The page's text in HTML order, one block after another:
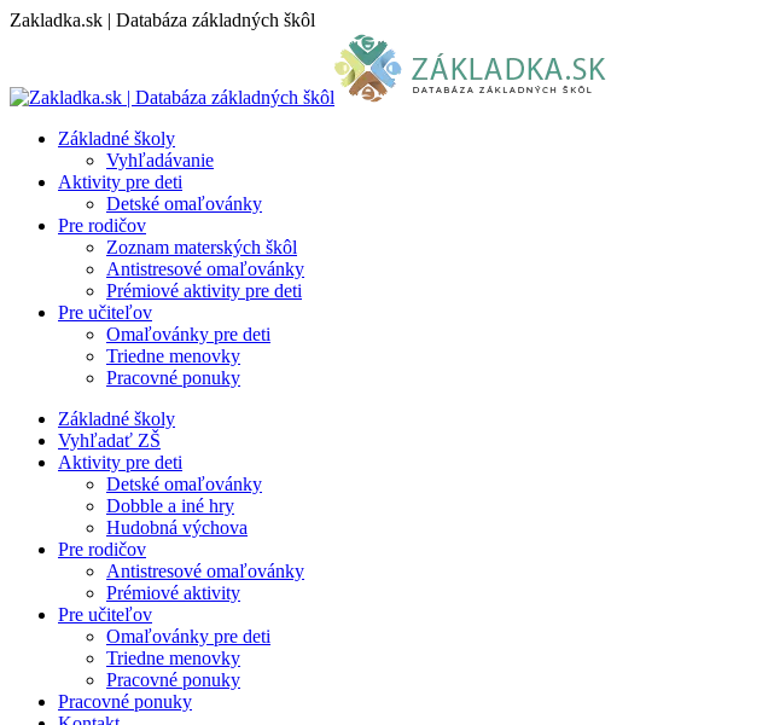
Skip
Zakladka.sk | Databáza základných škôl
Základné školy
Vyhľadávanie
Aktivity pre deti
Detské omaľovánky
Pre rodičov
Zoznam materských škôl
Antistresové omaľovánky
Prémiové aktivity pre deti
Pre učiteľov
Omaľovánky pre deti
Triedne menovky
Pracovné ponuky
Základné školy
Vyhľadať ZŠ
Aktivity pre deti
Detské omaľovánky
Dobble a iné hry
Hudobná výchova
Pre rodičov
Antistresové omaľovánky
Prémiové aktivity
Pre učiteľov
Omaľovánky pre deti
Triedne menovky
Pracovné ponuky
Pracovné ponuky